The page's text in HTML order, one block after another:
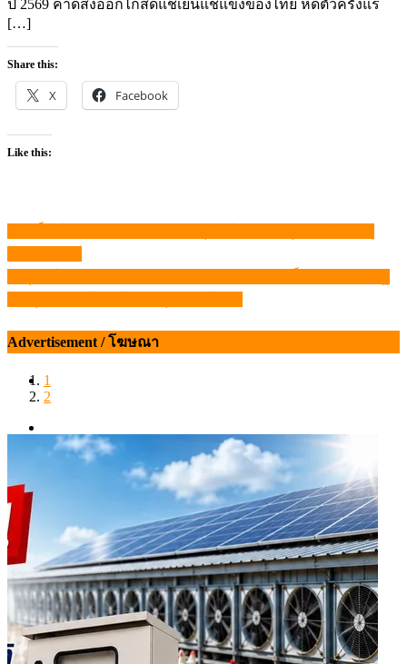
ปี 2569 คาดส่งออกไก่สดแช่เย็นแช่แข็งของไทย หดตัวครั้งแร
[…]
Share this:
X Facebook
Like this:
แนะแนว
เรื่อง
Advertisement / โฆษณา
1
2